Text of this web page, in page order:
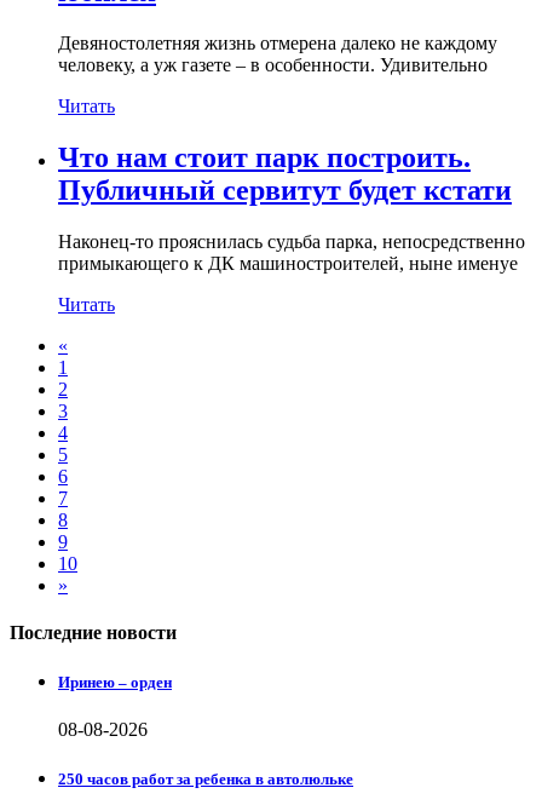
Девяностолетняя жизнь отмерена далеко не каждому
человеку, а уж газете – в особенности. Удивительно
Читать
Что нам стоит парк построить.
Публичный сервитут будет кстати
Наконец-то прояснилась судьба парка, непосредственно
примыкающего к ДК машиностроителей, ныне именуе
Читать
«
1
2
3
4
5
6
7
8
9
10
»
Последние новости
Иринею – орден
08-08-2026
250 часов работ за ребенка в автолюльке